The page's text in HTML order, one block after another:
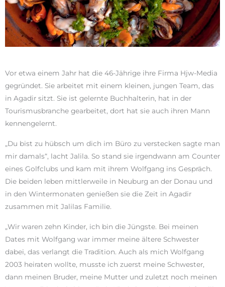
Vor etwa einem Jahr hat die 46-Jährige ihre Firma Hjw-Media
gegründet. Sie arbeitet mit einem kleinen, jungen Team, das
in Agadir sitzt. Sie ist gelernte Buchhalterin, hat in der
Tourismusbranche gearbeitet, dort hat sie auch ihren Mann
kennengelernt.
„Du bist zu hübsch um dich im Büro zu verstecken sagte man
mir damals“, lacht Jalila. So stand sie irgendwann am Counter
eines Golfclubs und kam mit ihrem Wolfgang ins Gespräch.
Die beiden leben mittlerweile in Neuburg an der Donau und
in den Wintermonaten genießen sie die Zeit in Agadir
zusammen mit Jalilas Familie.
„Wir waren zehn Kinder, ich bin die Jüngste. Bei meinen
Dates mit Wolfgang war immer meine ältere Schwester
dabei, das verlangt die Tradition. Auch als mich Wolfgang
2003 heiraten wollte, musste ich zuerst meine Schwester,
dann meinen Bruder, meine Mutter und zuletzt noch meinen